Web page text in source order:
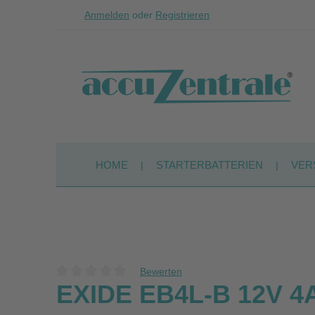
Zum Hauptinhalt springen
Zur Suche springen
Zur Hauptnavigation springen
Anmelden oder Registrieren
HOME STARTERBATTERIEN
Durchschnittliche Bewertung von 0 von 5 Sternen
Bewerten
EXIDE EB4L-B 12V